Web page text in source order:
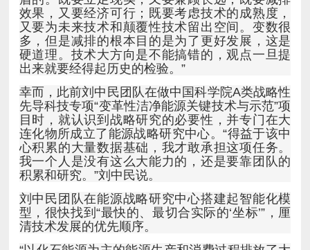
出来就要经得起历史的检验。”
积累和研究。”刘中民说。
清技术发展的优先顺序。